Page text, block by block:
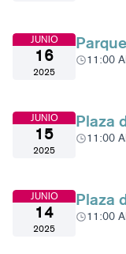
JUNIO
16
2025
11:00
JUNIO
15
2025
Plaza
11:00
JUNIO
14
2025
Plaza
11:00